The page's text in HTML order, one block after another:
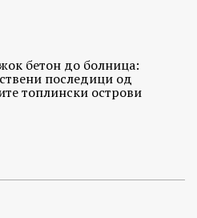
бетон до болница:
последици од
топлински острови